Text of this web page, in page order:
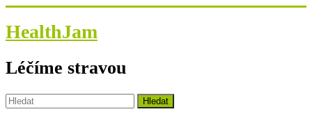
HealthJam
Léčíme stravou